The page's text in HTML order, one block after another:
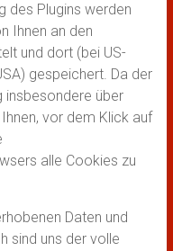
des Plugins werden
Ihnen an den
und dort (bei US-
gespeichert. Da der
insbesondere über
vor dem Klick auf
alle Cookies zu
Daten und
sind uns der volle